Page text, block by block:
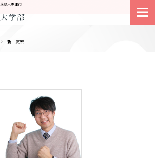
県木更津市
新 友宏